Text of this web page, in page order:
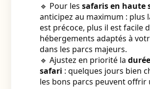
🔹 Pour les safaris en haute
anticipez au maximum : plus
est précoce, plus il est facile
hébergements adaptés à
dans les parcs majeurs.
🔹 Ajustez en priorité la
safari : quelques jours bien
les bons parcs peuvent offrir